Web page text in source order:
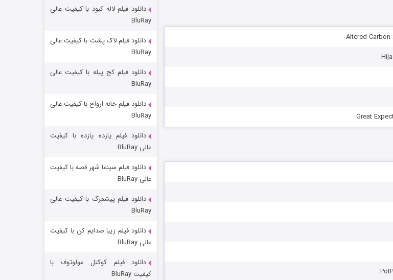
خاندان اژدها فصل ۳
جادوگری در مغولستان
دانلود فیلم لاله کبود با کیفیت عالی
BluRay
دانلود فیلم لاک پشت با کیفیت عالی
BluRay
دانلود فیلم کج‌ پیله با کیفیت عالی
BluRay
دانلود فیلم خانه ارواح با کیفیت عالی
BluRay
دانلود فیلم یازده یازده با کیفیت
عالی BluRay
دانلود فیلم سینما شهر قصه با کیفیت
عالی BluRay
دانلود فیلم پیشمرگ با کیفیت عالی
BluRay
دانلود فیلم زیبا صدایم کن با کیفیت
عالی BluRay
دانلود فیلم کوکتل مولوتوف با
کیفیت BluRay